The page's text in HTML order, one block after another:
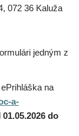
072 36 Kaluža
jedným z
na
a-
01.05.2026 do